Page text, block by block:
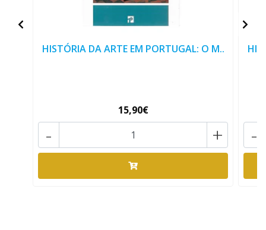
HISTÓRIA DA ARTE EM PORTUGAL: O M..
15,90€
+
- -